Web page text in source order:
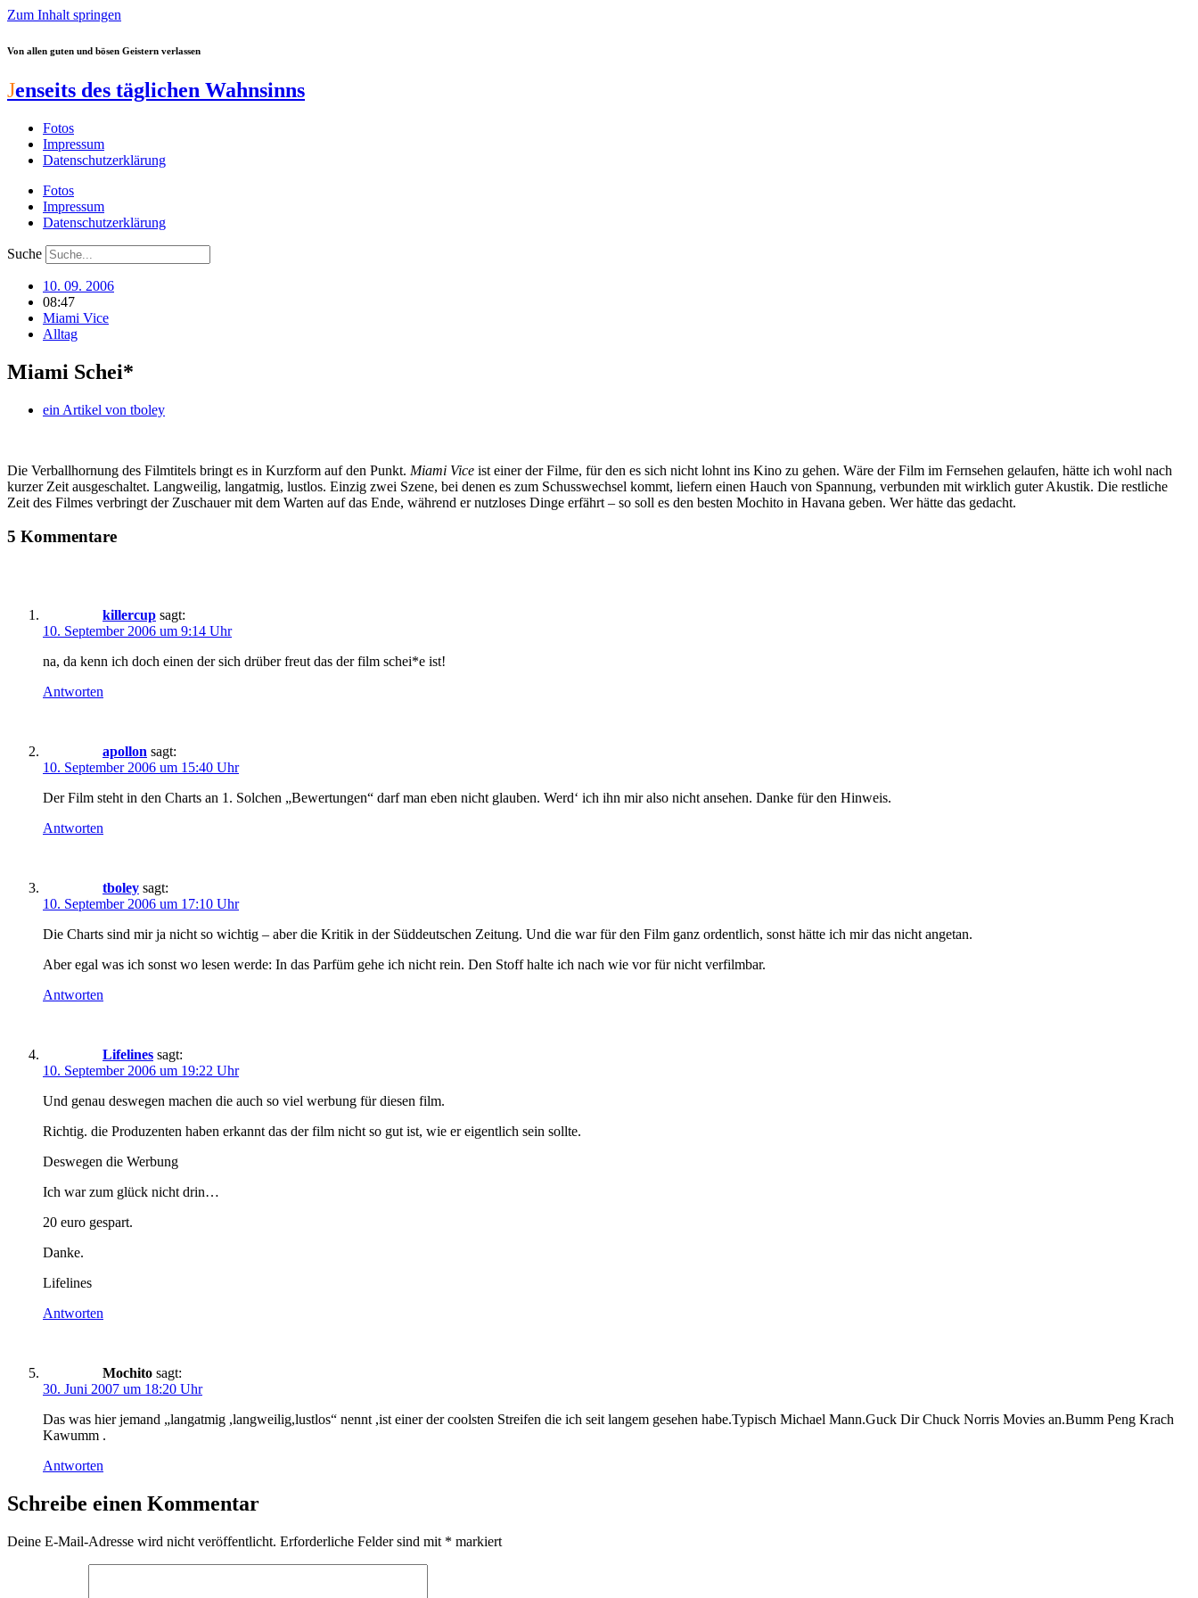
Zum Inhalt springen
Von allen guten und bösen Geistern verlassen
Jenseits des täglichen Wahnsinns
Fotos
Impressum
Datenschutzerklärung
Fotos
Impressum
Datenschutzerklärung
Suche
10. 09. 2006
08:47
Miami Vice
Alltag
Miami Schei*
ein Artikel von tboley
Die Verballhornung des Filmtitels bringt es in Kurzform auf den Punkt. Miami Vice ist einer der Filme, für den es sich nicht lohnt ins Kino zu gehen. Wäre der Film im Fernsehen gelaufen, hätte ich wohl nach
kurzer Zeit ausgeschaltet. Langweilig, langatmig, lustlos. Einzig zwei Szene, bei denen es zum Schusswechsel kommt, liefern einen Hauch von Spannung, verbunden mit wirklich guter Akustik. Die restliche
Zeit des Filmes verbringt der Zuschauer mit dem Warten auf das Ende, während er nutzloses Dinge erfährt – so soll es den besten Mochito in Havana geben. Wer hätte das gedacht.
5 Kommentare
killercup sagt:
10. September 2006 um 9:14 Uhr
na, da kenn ich doch einen der sich drüber freut das der film schei*e ist!
Antworten
apollon sagt:
10. September 2006 um 15:40 Uhr
Der Film steht in den Charts an 1. Solchen „Bewertungen“ darf man eben nicht glauben. Werd‘ ich ihn mir also nicht ansehen. Danke für den Hinweis.
Antworten
tboley sagt:
10. September 2006 um 17:10 Uhr
Die Charts sind mir ja nicht so wichtig – aber die Kritik in der Süddeutschen Zeitung. Und die war für den Film ganz ordentlich, sonst hätte ich mir das nicht angetan.
Aber egal was ich sonst wo lesen werde: In das Parfüm gehe ich nicht rein. Den Stoff halte ich nach wie vor für nicht verfilmbar.
Antworten
Lifelines sagt:
10. September 2006 um 19:22 Uhr
Und genau deswegen machen die auch so viel werbung für diesen film.
Richtig. die Produzenten haben erkannt das der film nicht so gut ist, wie er eigentlich sein sollte.
Deswegen die Werbung
Ich war zum glück nicht drin…
20 euro gespart.
Danke.
Lifelines
Antworten
Mochito sagt:
30. Juni 2007 um 18:20 Uhr
Das was hier jemand „langatmig ,langweilig,lustlos“ nennt ,ist einer der coolsten Streifen die ich seit langem gesehen habe.Typisch Michael Mann.Guck Dir Chuck Norris Movies an.Bumm Peng Krach
Kawumm .
Antworten
Schreibe einen Kommentar
Deine E-Mail-Adresse wird nicht veröffentlicht. Erforderliche Felder sind mit * markiert